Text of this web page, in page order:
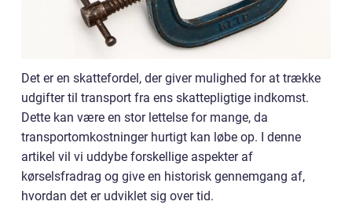
Det er en skattefordel, der giver mulighed for at trække
udgifter til transport fra ens skattepligtige indkomst.
Dette kan være en stor lettelse for mange, da
transportomkostninger hurtigt kan løbe op. I denne
artikel vil vi uddybe forskellige aspekter af
kørselsfradrag og give en historisk gennemgang af,
hvordan det er udviklet sig over tid.